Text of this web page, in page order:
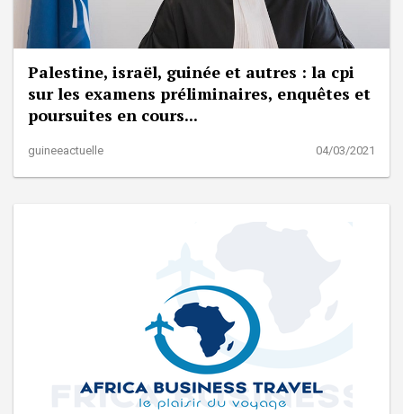
Palestine, israël, guinée et autres : la cpi
sur les examens préliminaires, enquêtes et
poursuites en cours...
guineeactuelle 04/03/2021